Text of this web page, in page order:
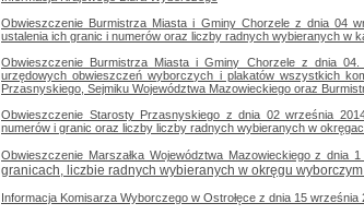
Obwieszczenie Burmistrza Miasta i Gminy Chorzele z dnia 04
ustalenia ich granic i numerów oraz liczby radnych wybieranych w
Obwieszczenie Burmistrza Miasta i Gminy Chorzele z dnia
urzędowych obwieszczeń wyborczych i plakatów wszystkich
Przasnyskiego, Sejmiku Województwa Mazowieckiego oraz
Obwieszczenie Starosty Przasnyskiego z dnia 02 września
numerów i granic oraz liczby liczby radnych wybieranych w
Obwieszczenie Marszałka Województwa Mazowieckiego z dnia
granicach, liczbie radnych wybieranych w okręgu
Informacja Komisarza Wyborczego w Ostrołęce z dnia 15 września